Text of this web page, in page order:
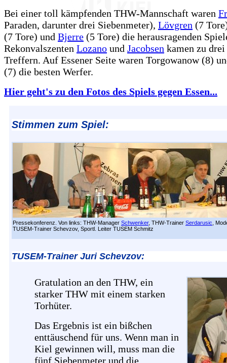
Bei einer toll kämpfenden THW-Mannschaft waren
Paraden, darunter drei Siebenmeter), Lövgren (7
(7 Tore) und Bjerre (5 Tore) die herausragenden
Rekonvalszenten Lozano und Jacobsen kamen zu
Treffern. Auf Essener Seite waren Torgowanow (8)
(7) die besten Werfer.
Hier geht's zu den Fotos des Spiels gegen Essen...
Stimmen zum Spiel:
Pressekonferenz. Von links: THW-Manager Schwenker, THW-Trainer Serdarusic ,
TUSEM-Trainer Schevzov, Sportl. Leiter TUSEM Schmitz
TUSEM-Trainer Juri Schevzov:
Gratulation an den THW, ein
starker THW mit einem starken
Torhüter.
Das Ergebnis ist ein bißchen
enttäuschend für uns. Wenn man in
Kiel gewinnen will, muss man die
fünf Siebenmeter und die